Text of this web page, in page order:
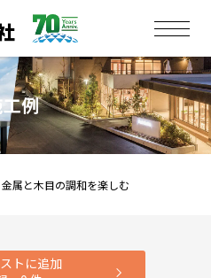
例
金属と木目の調和を楽しむ
トに追加